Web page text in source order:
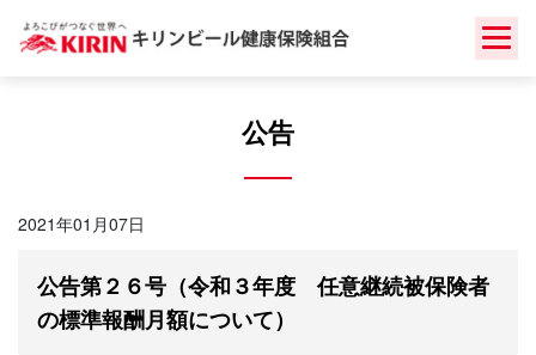
公告
2021年01月07日
公告第２６号（令和３年度 任意継続被保険者
の標準報酬月額について）